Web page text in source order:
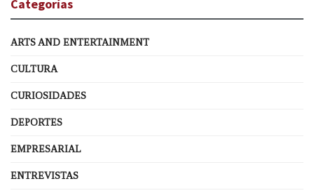
Categorías
ARTS AND ENTERTAINMENT
CULTURA
CURIOSIDADES
DEPORTES
EMPRESARIAL
ENTREVISTAS